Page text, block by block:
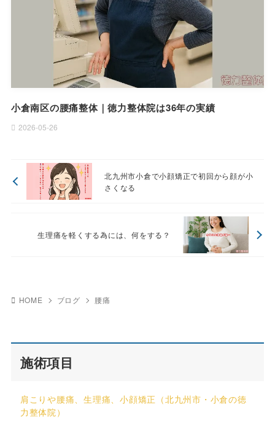
小倉南区の腰痛整体｜徳力整体院は36年の実績
2026-05-26
北九州市小倉で小顔矯正で初回から顔が小
さくなる
生理痛を軽くする為には、何をする？
HOME ブログ 腰痛
施術項目
肩こりや腰痛、生理痛、小顔矯正（北九州市・小倉の徳
力整体院）